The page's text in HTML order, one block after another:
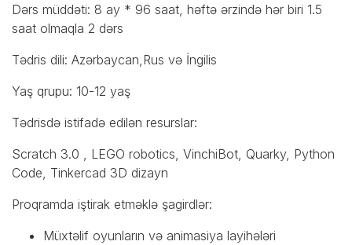
Dərs müddəti: 8 ay * 96 saat, həftə ərzində hər biri 1.5
saat olmaqla 2 dərs
Tədris dili: Azərbaycan,Rus və İngilis
Yaş qrupu: 10-12 yaş
Tədrisdə istifadə edilən resurslar:
Scratch 3.0 , LEGO robotics, VinchiBot, Quarky, Python
Code, Tinkercad 3D dizayn
Proqramda iştirak etməklə şagirdlər:
Müxtəlif oyunların və animasiya layihələri